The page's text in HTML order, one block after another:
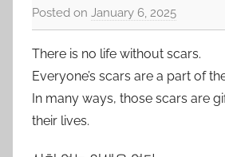
Posted on January 6, 2025
y
J
o
n
There is no life without scars.
Everyone’s scars are a part of
In many ways, those scars are
their lives.